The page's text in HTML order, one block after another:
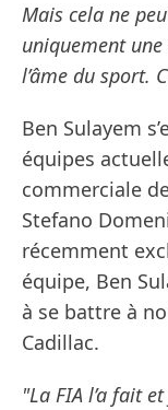
Mais cela ne
uniquement
l’âme du sport.
Ben Sulayem
équipes
commerciale
Stefano
récemment
équipe, Ben
à se battre à
Cadillac.
"La FIA l’a fait